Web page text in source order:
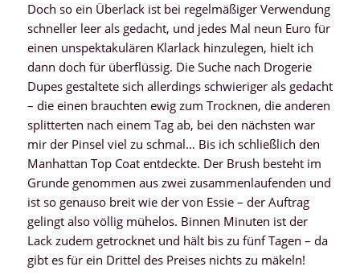
Doch so ein Überlack ist bei regelmäßiger Verwendung
schneller leer als gedacht, und jedes Mal neun Euro für
einen unspektakulären Klarlack hinzulegen, hielt ich
dann doch für überflüssig. Die Suche nach Drogerie
Dupes gestaltete sich allerdings schwieriger als gedacht
– die einen brauchten ewig zum Trocknen, die anderen
splitterten nach einem Tag ab, bei den nächsten war
mir der Pinsel viel zu schmal… Bis ich schließlich den
Manhattan Top Coat entdeckte. Der Brush besteht im
Grunde genommen aus zwei zusammenlaufenden und
ist so genauso breit wie der von Essie – der Auftrag
gelingt also völlig mühelos. Binnen Minuten ist der
Lack zudem getrocknet und hält bis zu fünf Tagen – da
gibt es für ein Drittel des Preises nichts zu mäkeln!